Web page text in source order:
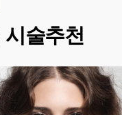
시술추천